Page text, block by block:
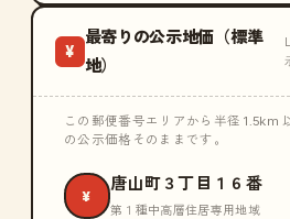
¥
最寄りの公示地価（標準
地）
この郵便番号エリアから半径 1.5km
の公示価格そのままです。
¥
唐山町３丁目１６番
第１種中高層住居専用地域